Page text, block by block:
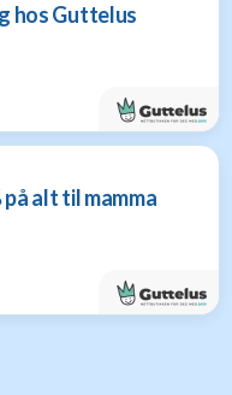
hos Guttelus
alt til mamma